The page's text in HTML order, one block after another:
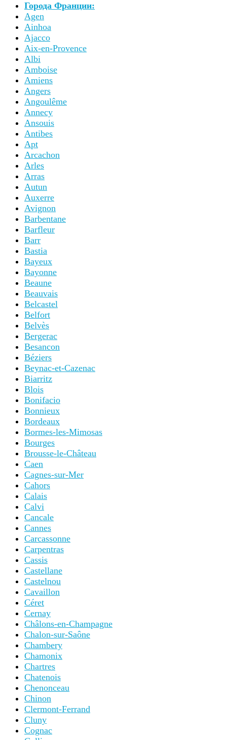
Города Франции:
Agen
Ainhoa
Ajacco
Aix-en-Provence
Albi
Amboise
Amiens
Angers
Angoulême
Annecy
Ansouis
Antibes
Apt
Arcachon
Arles
Arras
Autun
Auxerre
Avignon
Barbentane
Barfleur
Barr
Bastia
Bayeux
Bayonne
Beaune
Beauvais
Belcastel
Belfort
Belvès
Bergerac
Besancon
Béziers
Beynac-et-Cazenac
Biarritz
Blois
Bonifacio
Bonnieux
Bordeaux
Bormes-les-Mimosas
Bourges
Brousse-le-Château
Caen
Cagnes-sur-Mer
Cahors
Calais
Calvi
Cancale
Cannes
Carcassonne
Carpentras
Cassis
Castellane
Castelnou
Cavaillon
Céret
Cernay
Châlons-en-Champagne
Chalon-sur-Saône
Chambery
Chamonix
Chartres
Chatenois
Chenonceau
Chinon
Clermont-Ferrand
Cluny
Cognac